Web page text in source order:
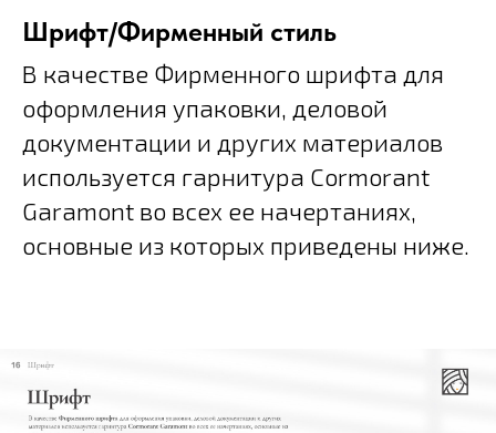
Шрифт/Фирменный стиль
В качестве Фирменного шрифта для
оформления упаковки, деловой
документации и других материалов
используется гарнитура Cormorant
Garamont во всех ее начертаниях,
основные из которых приведены ниже.